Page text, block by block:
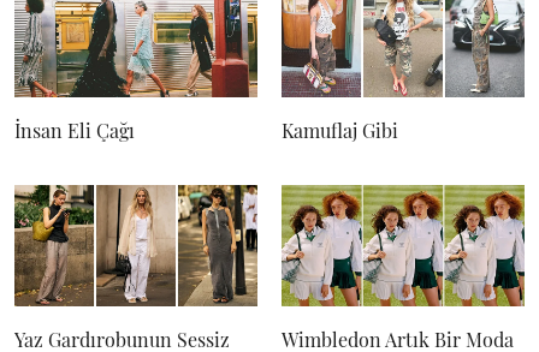
İnsan Eli Çağı Kamuflaj Gibi
Yaz Gardırobunun Sessiz
Wimbledon Artık Bir Moda